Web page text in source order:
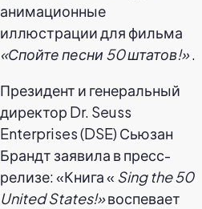
анимационные
иллюстрации для фильма
«Спойте песни 50 штатов!».
Президент и генеральный
директор Dr. Seuss
Enterprises (DSE) Сьюзан
Брандт заявила в пресс-
релизе: «Книга « Sing the 50
United States!»воспевает